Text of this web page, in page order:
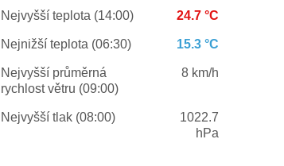
Nejvyšší teplota (14:00) 24.7 °C
Nejnižší teplota (06:30) 15.3 °C
Nejvyšší průměrná
rychlost větru (09:00)
8 km/h
Nejvyšší tlak (08:00)
1022.7
hPa